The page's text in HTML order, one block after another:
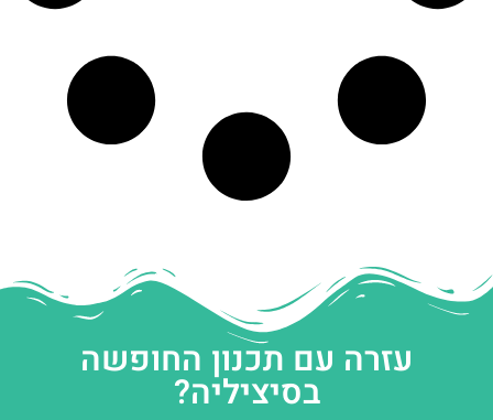
עזרה עם תכנון החופשה
בסיציליה?